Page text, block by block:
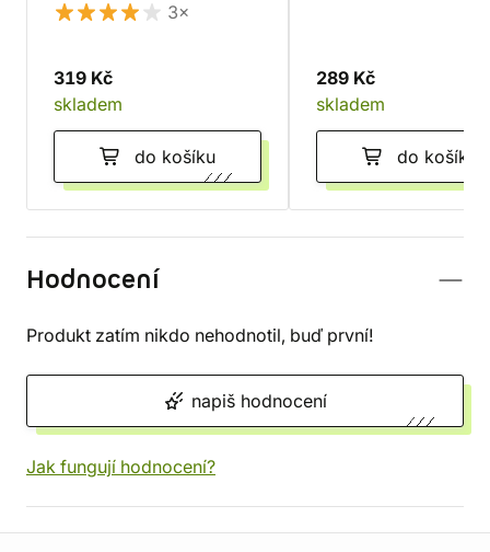
3×
319 Kč
skladem
do košíku
289 Kč
skladem
do košíku
Hodnocení
Produkt zatím nikdo nehodnotil, buď první!
napiš hodnocení
Jak fungují hodnocení?